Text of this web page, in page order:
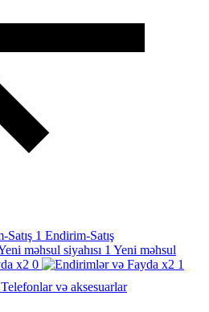
Endirim-Satış
Yeni məhsul
Telefonlar və aksesuarlar